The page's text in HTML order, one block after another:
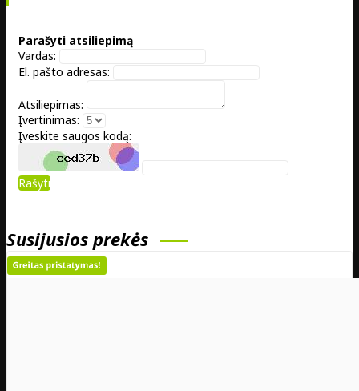
Parašyti atsiliepimą
Vardas:
El. pašto adresas:
Atsiliepimas:
Įvertinimas:
Įveskite saugos kodą:
Rašyti
Susijusios prekės